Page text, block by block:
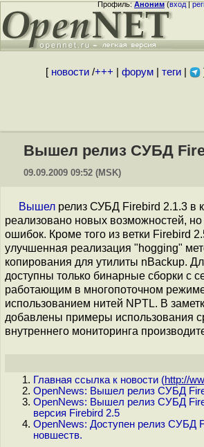
Профиль:Аноним(вход|
[ новости/+++ форум| теги| ]
Вышел релиз СУБД
09.09.2009 09:52 (MSK)
Вышел релиз СУБД Firebird 2.1.3 в
реализовано новых возможностей, но
ошибок. Кроме того из ветки Firebird
улучшенная реализация "hogging"
копирования для утилиты nBackup.
доступны только бинарные сборки с
работающим в многопоточном
использованием нитей NPTL. В
добавлены примеры использования
внутреннего мониторинга
Главная ссылка к новости (http://
OpenNews: Вышел релиз СУБД
OpenNews: Вышел релиз СУБД
версия Firebird 2.5
OpenNews: Доступен релиз СУБД
новшеств.